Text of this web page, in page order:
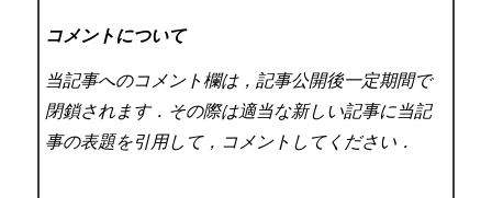
コメントについて
当記事へのコメント欄は，記事公開後一定期間で
閉鎖されます．その際は適当な新しい記事に当記
事の表題を引用して，コメントしてください．